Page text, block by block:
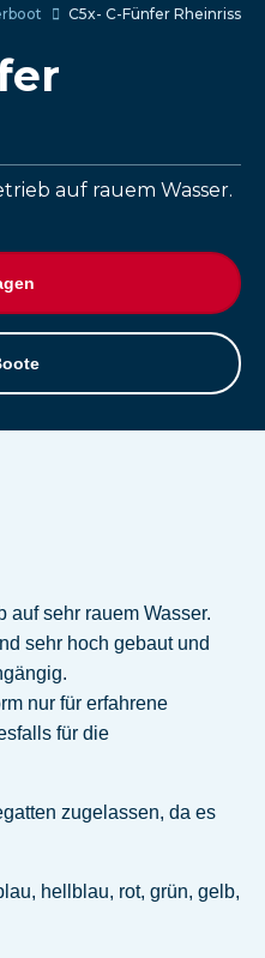
C5x- C-Fünfer Rheinriss
auf rauem Wasser.
auf sehr rauem Wasser.
sehr hoch gebaut und
nur für erfahrene
für die
zugelassen, da es
hellblau, rot, grün, gelb,